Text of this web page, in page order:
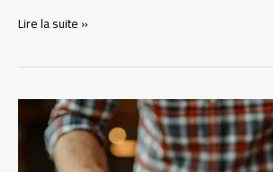
Qu’est-
?
Définition
complète,
types
Lire la suite »